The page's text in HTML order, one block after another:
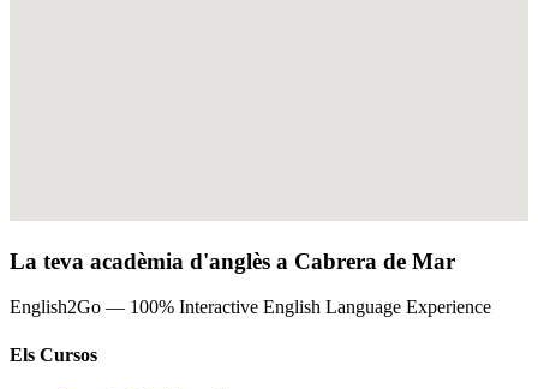
La teva acadèmia d'anglès a Cabrera de Mar
English2Go — 100% Interactive English Language Experience
Els Cursos